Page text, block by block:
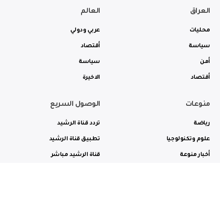
العراق
محليات
سياسة
أمن
أقتصاد
العالم
عربي ودولي
أقتصاد
سياسة
الاخيرة
منوعات
رياضة
علوم وتكنولوجيا
أخبار منوعة
الوصول السريع
تردد قناة الرشيد
تطبيق قناة الرشيد
قناة الرشيد مباشر